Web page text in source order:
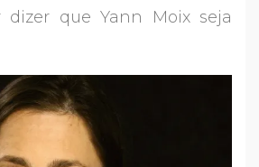
dizer que Yann Moix seja